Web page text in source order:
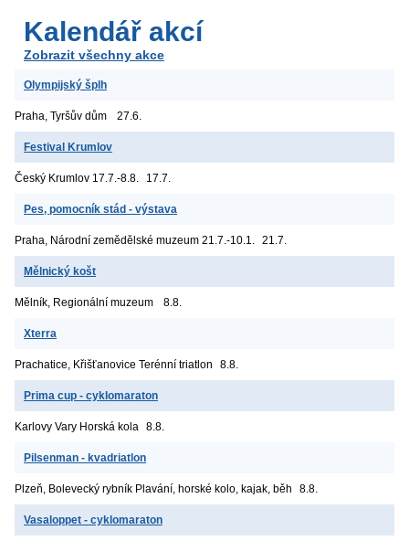
Kalendář akcí
Zobrazit všechny akce
Olympijský šplh
Praha, Tyršův dům 27.6.
Festival Krumlov
Český Krumlov 17.7.-8.8. 17.7.
Pes, pomocník stád - výstava
Praha, Národní zemědělské muzeum 21.7.-10.1. 21.7.
Mělnický košt
Mělník, Regionální muzeum 8.8.
Xterra
Prachatice, Křišťanovice Terénní triatlon 8.8.
Prima cup - cyklomaraton
Karlovy Vary Horská kola 8.8.
Pilsenman - kvadriatlon
Plzeň, Bolevecký rybník Plavání, horské kolo, kajak, běh 8.8.
Vasaloppet - cyklomaraton